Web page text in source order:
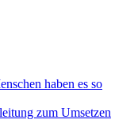
haben es so
zum Umsetzen